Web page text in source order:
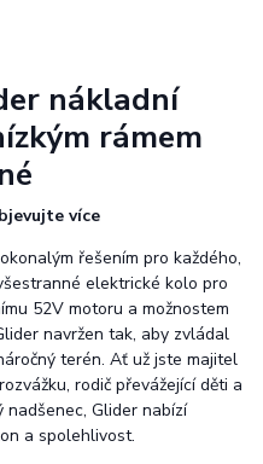
nákladní
rámem
více
řešením pro každého,
elektrické kolo pro
52V motoru a možnostem
navržen tak, aby zvládal
terén. Ať už jste majitel
rodič převážející děti a
nadšenec, Glider nabízí
a spolehlivost.